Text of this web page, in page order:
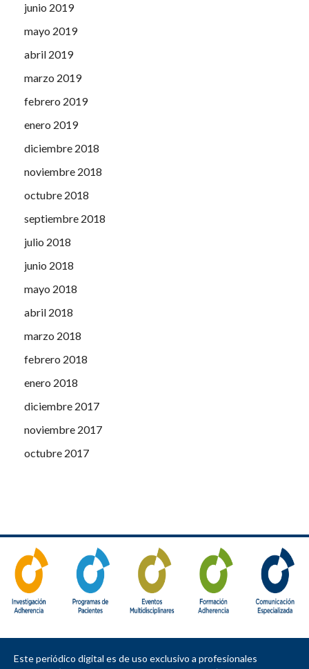
junio 2019
mayo 2019
abril 2019
marzo 2019
febrero 2019
enero 2019
diciembre 2018
noviembre 2018
octubre 2018
septiembre 2018
julio 2018
junio 2018
mayo 2018
abril 2018
marzo 2018
febrero 2018
enero 2018
diciembre 2017
noviembre 2017
octubre 2017
Este periódico digital es de uso exclusivo a profesionales